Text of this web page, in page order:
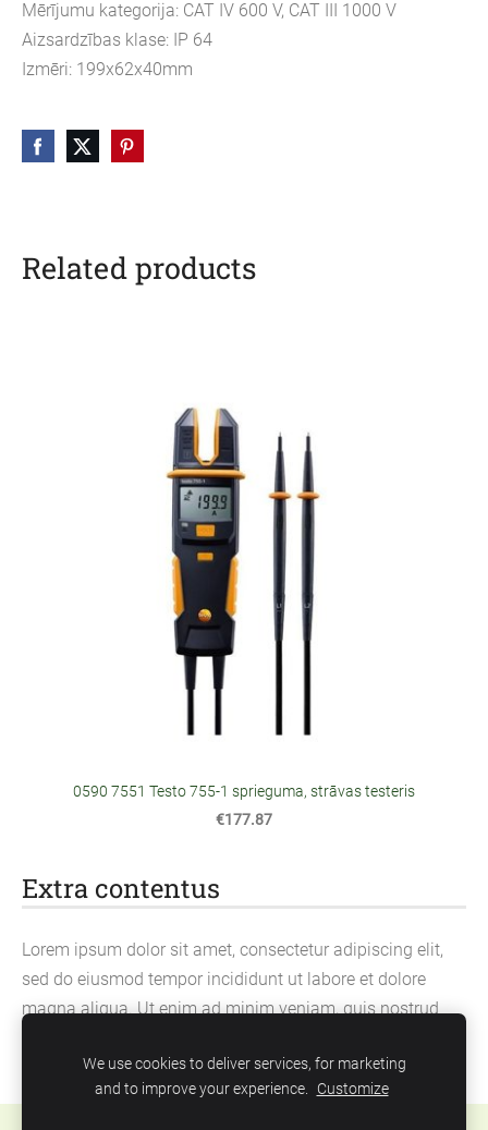
Extra contentus
Lorem ipsum dolor sit amet, consectetur adipiscing elit,
sed do eiusmod tempor incididunt ut labore et dolore
magna aliqua. Ut enim ad minim veniam, quis nostrud
commodo consequat.
Mērījumu kategorija: CAT IV 600 V, CAT III 1000 V
Aizsardzības klase: IP 64
Izmēri: 199x62x40mm
Related products
0590 7551 Testo 755-1 sprieguma, strāvas testeris
€177.87
We use cookies to deliver services, for marketing
and to improve your experience. Customize